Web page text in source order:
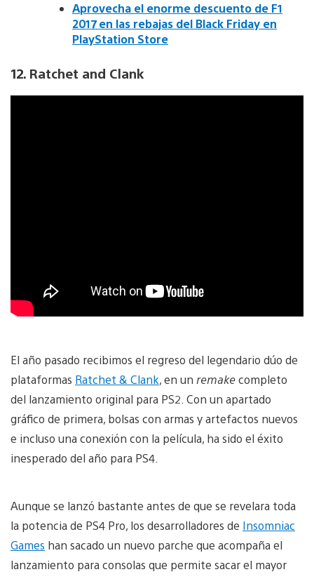
Aprovecha el enorme descuento de F1
2017 en las rebajas del Black Friday en
PlayStation Store
12. Ratchet and Clank
El año pasado recibimos el regreso del legendario dúo de
plataformas Ratchet & Clank, en un remakecompleto
del lanzamiento original para PS2. Con un apartado
gráfico de primera, bolsas con armas y artefactos nuevos
e incluso una conexión con la película, ha sido el éxito
inesperado del año para PS4.
Aunque se lanzó bastante antes de que se revelara toda
la potencia de PS4 Pro, los desarrolladores de Insomniac
Games han sacado un nuevo parche que acompaña el
lanzamiento para consolas que permite sacar el mayor